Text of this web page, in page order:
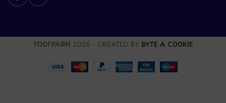
ΥΠΟΓΡΑΦΗ 2026 - CREATED BY BYTE A COOKIE